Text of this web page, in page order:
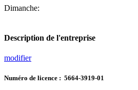
Dimanche:
Description de l'entreprise
modifier
Numéro de licence : 5664-3919-01